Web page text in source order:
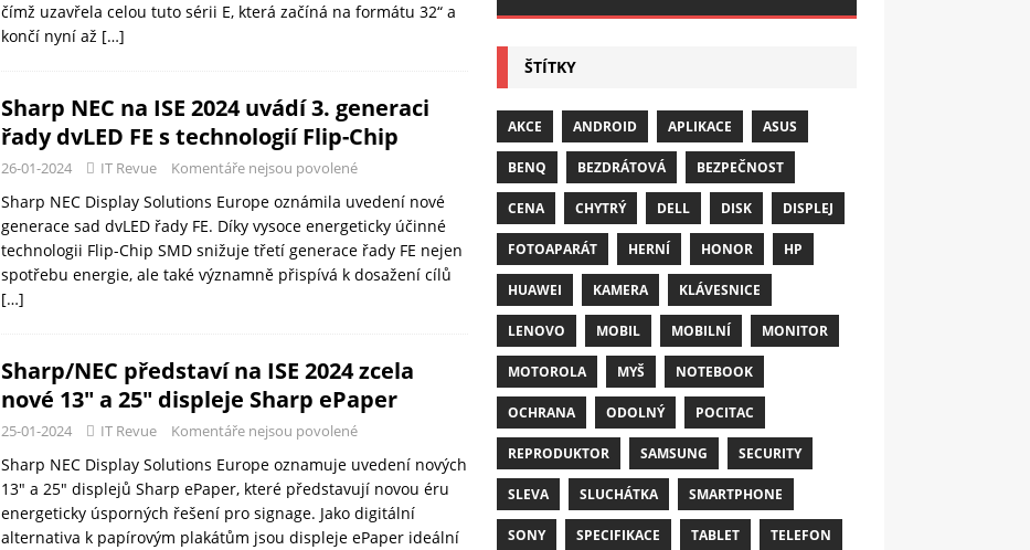
čímž uzavřela celou tuto sérii E, která začíná na formátu 32“ a
končí nyní až […]
Sharp NEC na ISE 2024 uvádí 3. generaci
řady dvLED FE s technologií Flip-Chip
26-01-2024 IT Revue Komentáře nejsou povolené
Sharp NEC Display Solutions Europe oznámila uvedení nové
generace sad dvLED řady FE. Díky vysoce energeticky účinné
technologii Flip-Chip SMD snižuje třetí generace řady FE nejen
spotřebu energie, ale také významně přispívá k dosažení cílů
[…]
Sharp/NEC představí na ISE 2024 zcela
nové 13″ a 25″ displeje Sharp ePaper
25-01-2024 IT Revue Komentáře nejsou povolené
Sharp NEC Display Solutions Europe oznamuje uvedení nových
13″ a 25″ displejů Sharp ePaper, které představují novou éru
energeticky úsporných řešení pro signage. Jako digitální
alternativa k papírovým plakátům jsou displeje ePaper ideální
ŠTÍTKY
AKCE ANDROID APLIKACE ASUS
BENQ BEZDRÁTOVÁ BEZPEČNOST
CENA CHYTRÝ DELL DISK DISPLEJ
FOTOAPARÁT HERNÍ HONOR HP
HUAWEI KAMERA KLÁVESNICE
LENOVO MOBIL MOBILNÍ MONITOR
MOTOROLA MYŠ NOTEBOOK
OCHRANA ODOLNÝ POCITAC
REPRODUKTOR SAMSUNG SECURITY
SLEVA SLUCHÁTKA SMARTPHONE
SONY SPECIFIKACE TABLET TELEFON